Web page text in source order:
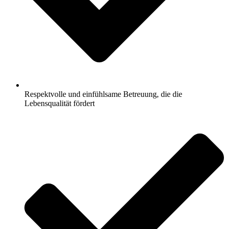
Respektvolle und einfühlsame Betreuung, die die
Lebensqualität fördert